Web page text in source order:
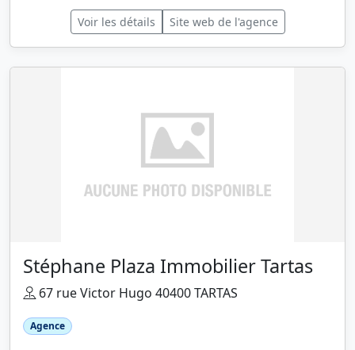
Voir les détails Site web de l'agence
Stéphane Plaza Immobilier Tartas
67 rue Victor Hugo 40400 TARTAS
Agence